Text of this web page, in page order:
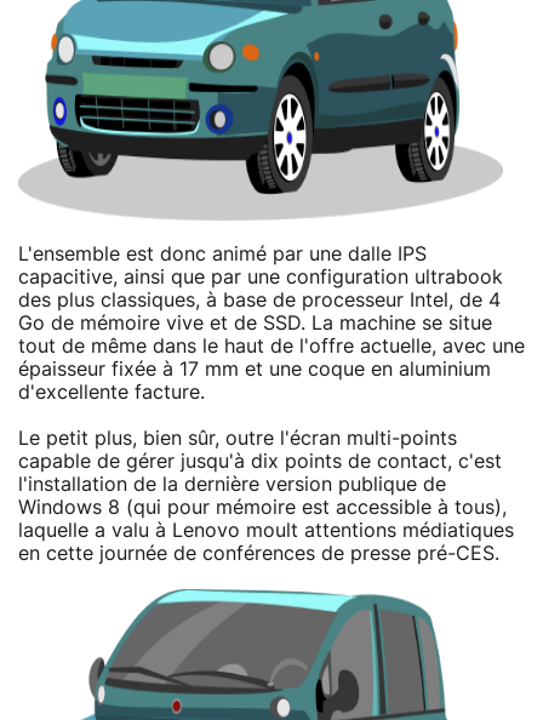
L'ensemble est donc animé par une dalle IPS
capacitive, ainsi que par une configuration ultrabook
des plus classiques, à base de processeur Intel, de 4
Go de mémoire vive et de SSD. La machine se situe
tout de même dans le haut de l'offre actuelle, avec une
épaisseur fixée à 17 mm et une coque en aluminium
d'excellente facture.
Le petit plus, bien sûr, outre l'écran multi-points
capable de gérer jusqu'à dix points de contact, c'est
l'installation de la dernière version publique de
Windows 8 (qui pour mémoire est accessible à tous),
laquelle a valu à Lenovo moult attentions médiatiques
en cette journée de conférences de presse pré-CES.